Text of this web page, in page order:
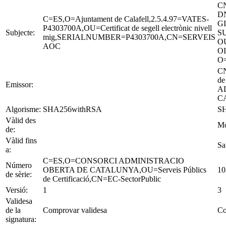
Subjecte:
C=ES,O=Ajuntament de Calafell,2.5.4.97=VATES-
P4303700A,OU=Certificat de segell electrònic nivell
mig,SERIALNUMBER=P4303700A,CN=SERVEIS
AOC
Emissor:
Algorisme: SHA256withRSA
Vàlid des
de:
Vàlid fins
a:
Número
de sèrie:
C=ES,O=CONSORCI ADMINISTRACIO
OBERTA DE CATALUNYA,OU=Serveis Públics
de Certificació,CN=EC-SectorPublic
Versió: 1
3
Validesa
de la
signatura:
Comprovar validesa